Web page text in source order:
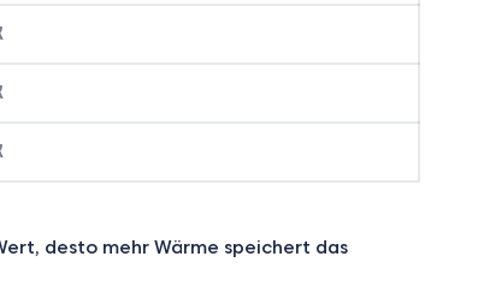
desto mehr Wärme speichert das